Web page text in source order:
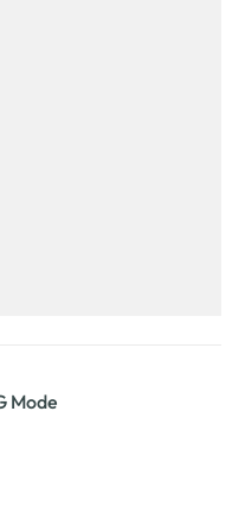
Mode